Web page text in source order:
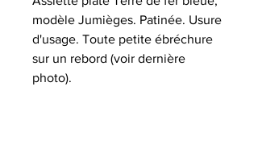
modèle Jumièges. Patinée. Usure
d'usage. Toute petite ébréchure
sur un rebord (voir dernière
photo).